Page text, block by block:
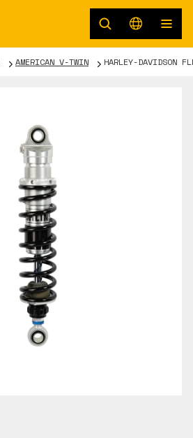
AMERICAN V-TWIN HARLEY-DAVIDSON